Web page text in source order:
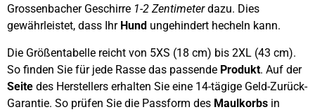
Grossenbacher Geschirre 1-2 Zentimeterdazu. Dies
gewährleistet, dass Ihr Hund ungehindert hecheln kann.
Die Größentabelle reicht von 5XS (18 cm) bis 2XL (43 cm).
So finden Sie für jede Rasse das passende Produkt. Auf der
Seite des Herstellers erhalten Sie eine 14-tägige Geld-Zurück-
Garantie. So prüfen Sie die Passform des Maulkorbs in